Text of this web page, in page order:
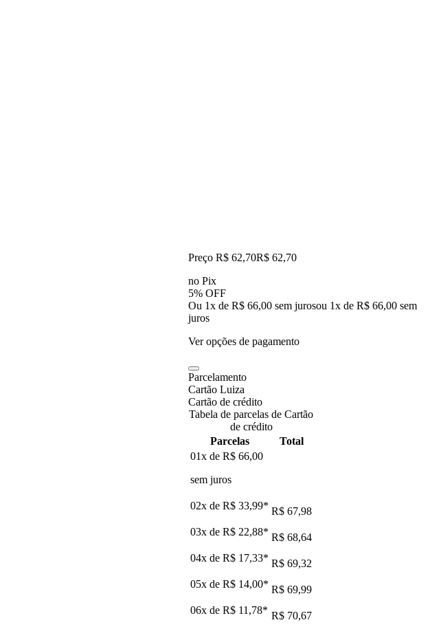
Preço R$ 62,70R$ 62,70
no Pix
5% OFF
Ou 1x de R$ 66,00 sem jurosou 1x de R$ 66,00 sem
juros
Ver opções de pagamento
Parcelamento
Cartão Luiza
Cartão de crédito
Tabela de parcelas de Cartão
de crédito
Parcelas
Total
01x de R$ 66,00
sem juros
02x de R$ 33,99* R$ 67,98
03x de R$ 22,88* R$ 68,64
04x de R$ 17,33* R$ 69,32
05x de R$ 14,00* R$ 69,99
06x de R$ 11,78* R$ 70,67